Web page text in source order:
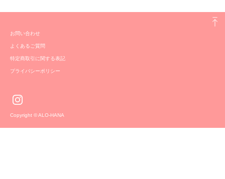
お問い合わせ
よくあるご質問
特定商取引に関する表記
プライバシーポリシー
Copyright © ALO-HANA